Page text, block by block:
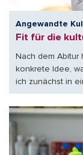
Angewandte
Fit für die
Nach dem Abitur
konkrete Idee,
ich zunächst in